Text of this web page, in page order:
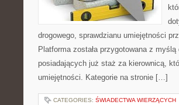
drogowego, sprawdzianu umiejętności
Platforma została przygotowana z
posiadających już staż za kierownicą,
umiejętności. Kategorie na stronie […]
CATEGORIES: ŚWIADECTWA WIERZĄCYCH